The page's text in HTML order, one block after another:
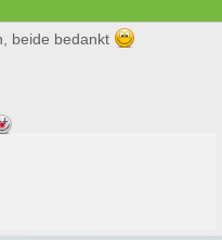
beide bedankt